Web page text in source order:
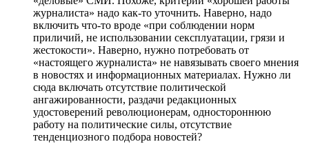
журналиста» надо как-то уточнить. Наверно, надо
включить что-то вроде «при соблюдении норм
приличий, не использовании сексплуатации, грязи и
жестокости». Наверно, нужно потребовать от
«настоящего журналиста» не навязывать своего мнения
в новостях и информационных материалах. Нужно ли
сюда включать отсутствие политической
ангажированности, раздачи редакционных
удостоверений революционерам, одностороннюю
работу на политические силы, отсутствие
тенденциозного подбора новостей?